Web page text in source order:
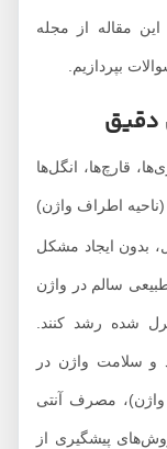
از مجله
بپردازیم.
انگل‌ها
اطراف واژن)
ایجاد مشکل
سالم در واژن
رشد کنند.
واژن در
مصرف آنتی
پیشگیری از